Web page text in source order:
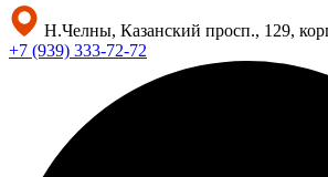
Н.Челны, Казанский просп., 129,
+7 (939) 333-72-72